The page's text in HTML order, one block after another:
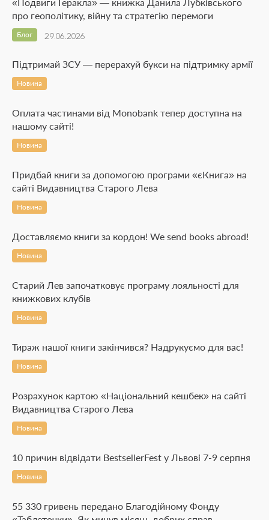
про геополітику, війну та стратегію перемоги
29.06.2026
Блог
Підтримай ЗСУ — перерахуй букси на підтримку армії
Новина
Оплата частинами від Monobank тепер доступна на
нашому сайті!
Новина
Придбай книги за допомогою програми «єКнига» на
сайті Видавництва Старого Лева
Новина
Доставляємо книги за кордон! We send books abroad!
Новина
Старий Лев започатковує програму лояльності для
книжкових клубів
Новина
Тираж нашої книги закінчився? Надрукуємо для вас!
Новина
Розрахунок картою «Національний кешбек» на сайті
Видавництва Старого Лева
Новина
10 причин відвідати BestsellerFest у Львові 7-9 серпня
Новина
55 330 гривень передано Благодійному Фонду